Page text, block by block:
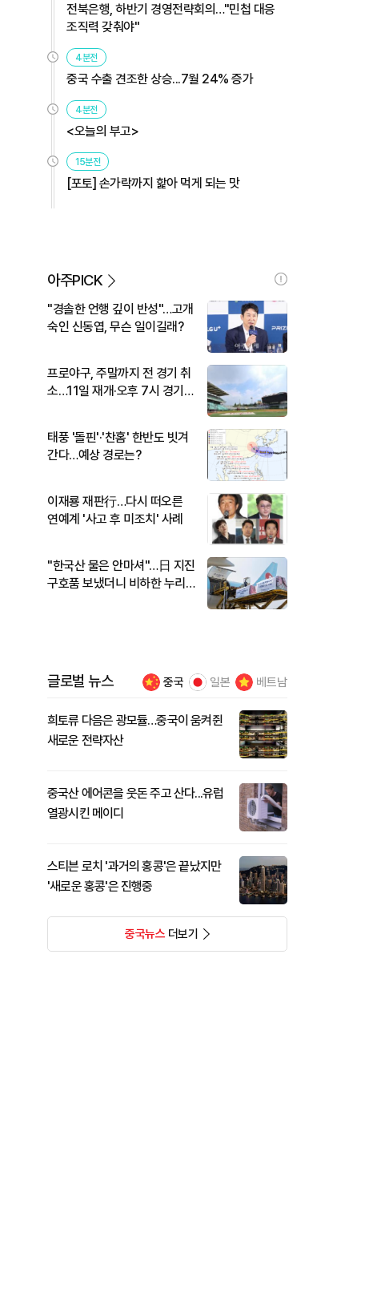
전북은행, 하반기 경영전략회의…"민첩 대응
조직력 갖춰야"
4분전
중국 수출 견조한 상승...7월 24% 증가
4분전
<오늘의 부고>
15분전
[포토] 손가락까지 핥아 먹게 되는 맛
아주PICK
"경솔한 언행 깊이 반성"…고개
숙인 신동엽, 무슨 일이길래?
프로야구, 주말까지 전 경기 취
소…11일 재개·오후 7시 경기
태풍 '돌핀'·'찬홈' 한반도 빗겨
간다…예상 경로는?
이재룡 재판行…다시 떠오른
연예계 '사고 후 미조치' 사례
"한국산 물은 안마셔"…日 지진
구호품 보냈더니 비하한 누리
글로벌 뉴스 중국 일본 베트남
희토류 다음은 광모듈…중국이 움켜쥔
새로운 전략자산
중국산 에어콘을 웃돈 주고 산다...유럽
열광시킨 메이디
스티븐 로치 '과거의 홍콩'은 끝났지만
'새로운 홍콩'은 진행중
중국뉴스더보기